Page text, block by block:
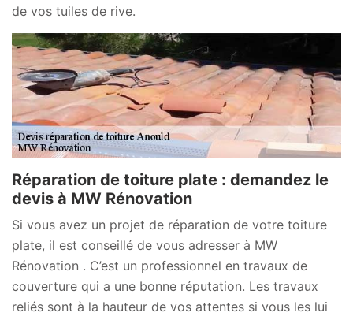
de vos tuiles de rive.
Réparation de toiture plate : demandez le
devis à MW Rénovation
Si vous avez un projet de réparation de votre toiture
plate, il est conseillé de vous adresser à MW
Rénovation . C’est un professionnel en travaux de
couverture qui a une bonne réputation. Les travaux
reliés sont à la hauteur de vos attentes si vous les lui